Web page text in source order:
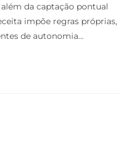
da captação pontual
impõe regras próprias,
de autonomia…